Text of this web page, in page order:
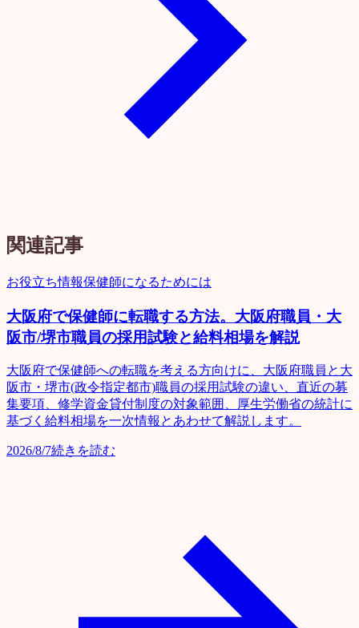
関連記事
お役立ち情報保健師になるためには
大阪府で保健師に転職する方法。大阪府職員・大
阪市/堺市職員の採用試験と給料相場を解説
大阪府で保健師への転職を考える方向けに、大阪府職員と大
阪市・堺市(政令指定都市)職員の採用試験の違い、直近の募
集要項、修学資金貸付制度の対象範囲、厚生労働省の統計に
基づく給料相場を一次情報とあわせて解説します。
2026/8/7続きを読む